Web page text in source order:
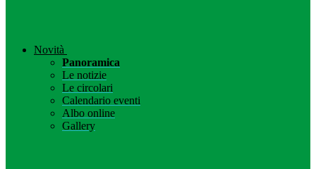
Novità
Panoramica
Le notizie
Le circolari
Calendario eventi
Albo online
Gallery